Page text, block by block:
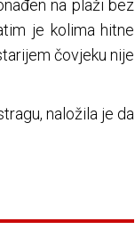
na plaži bez
je kolima hitne
čovjeku nije
naložila јe da